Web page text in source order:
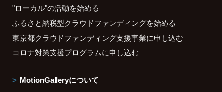
"ローカル"の活動を始める
ふるさと納税型クラウドファンディングを始める
東京都クラウドファンディング支援事業に申し込む
コロナ対策支援プログラムに申し込む
MotionGalleryについて